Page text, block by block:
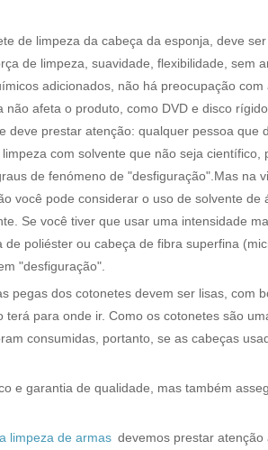
de limpeza da cabeça da esponja, deve ser
de limpeza, suavidade, flexibilidade, sem
adicionados, não há preocupação com
afeta o produto, como DVD e disco
deve prestar atenção: qualquer pessoa que
com solvente que não seja científico,
de fenómeno de "desfiguração".Mas na
você pode considerar o uso de solvente de
Se você tiver que usar uma intensidade
poliéster ou cabeça de fibra superfina
"desfiguração".
pegas dos cotonetes devem ser lisas, com
para onde ir. Como os cotonetes são
consumidas, portanto, se as cabeças
e garantia de qualidade, mas também
limpeza de armas devemos prestar atenção